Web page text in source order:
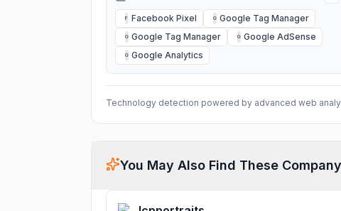
F Facebook Pixel G Google Tag Manager
G Google Tag Manager G Google AdSense
G Google Analytics
Technology detection powered by advanced web
You May Also Find These